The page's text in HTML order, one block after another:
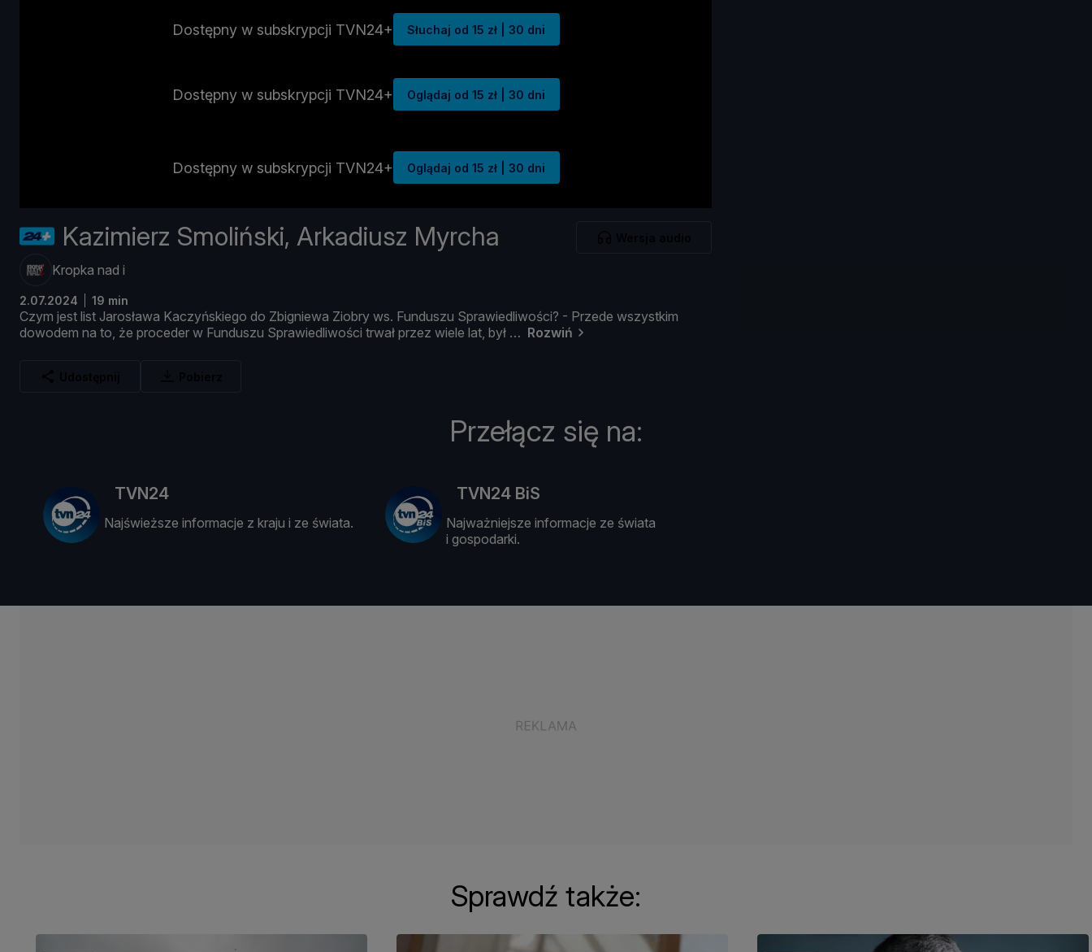
Dostępny w subskrypcji TVN24+ Słuchaj od 15 zł | 30 dni
Dostępny w subskrypcji TVN24+ Oglądaj od 15 zł | 30 dni
Dostępny w subskrypcji TVN24+ Oglądaj od 15 zł | 30 dni
Kazimierz Smoliński, Arkadiusz Myrcha
Kropka nad i
2.07.2024 19 min
Czym jest list Jarosława Kaczyńskiego do Zbigniewa Ziobry ws. Funduszu Sprawiedliwości? - Przede wszystkim
dowodem na to, że proceder w Funduszu Sprawiedliwości trwał przez wiele lat, był Rozwiń
Przełącz się na:
TVN24
Najświeższe informacje z kraju i ze świata.
TVN24 BiS
Najważniejsze informacje ze świata
i gospodarki.
Sprawdź także: